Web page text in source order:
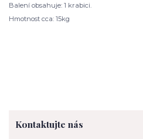
Balení obsahuje: 1 krabici.
Hmotnost cca: 15kg
Kontaktujte nás